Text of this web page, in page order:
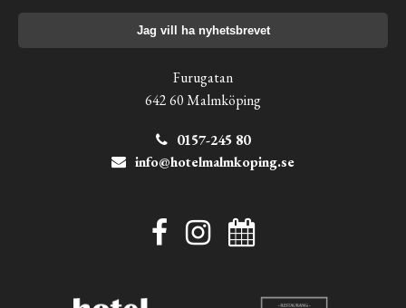
Jag vill ha nyhetsbrevet
Furugatan
642 60 Malmköping
0157-245 80
info@hotelmalmkoping.se